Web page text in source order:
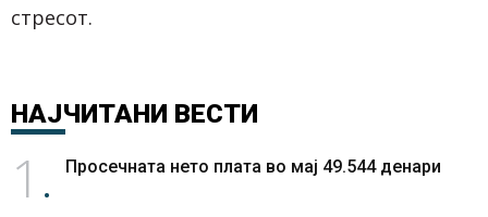
стресот.
НАЈЧИТАНИ ВЕСТИ
1 Просечната нето плата во мај 49.544 денари